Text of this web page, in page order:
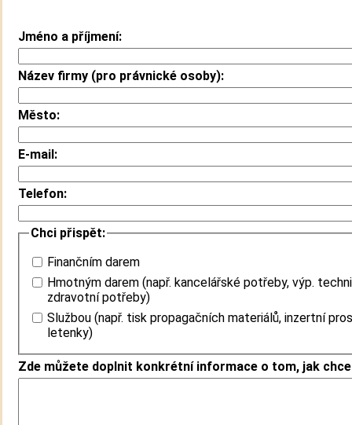
Jméno a příjmení:
Název firmy (pro právnické osoby):
Město:
E-mail:
Telefon:
Chci přispět:
Finančním darem
Hmotným darem (např. kancelářské potřeby, výp.
zdravotní potřeby)
Službou (např. tisk propagačních materiálů, inzertní
letenky)
Zde můžete doplnit konkrétní informace o tom, jak